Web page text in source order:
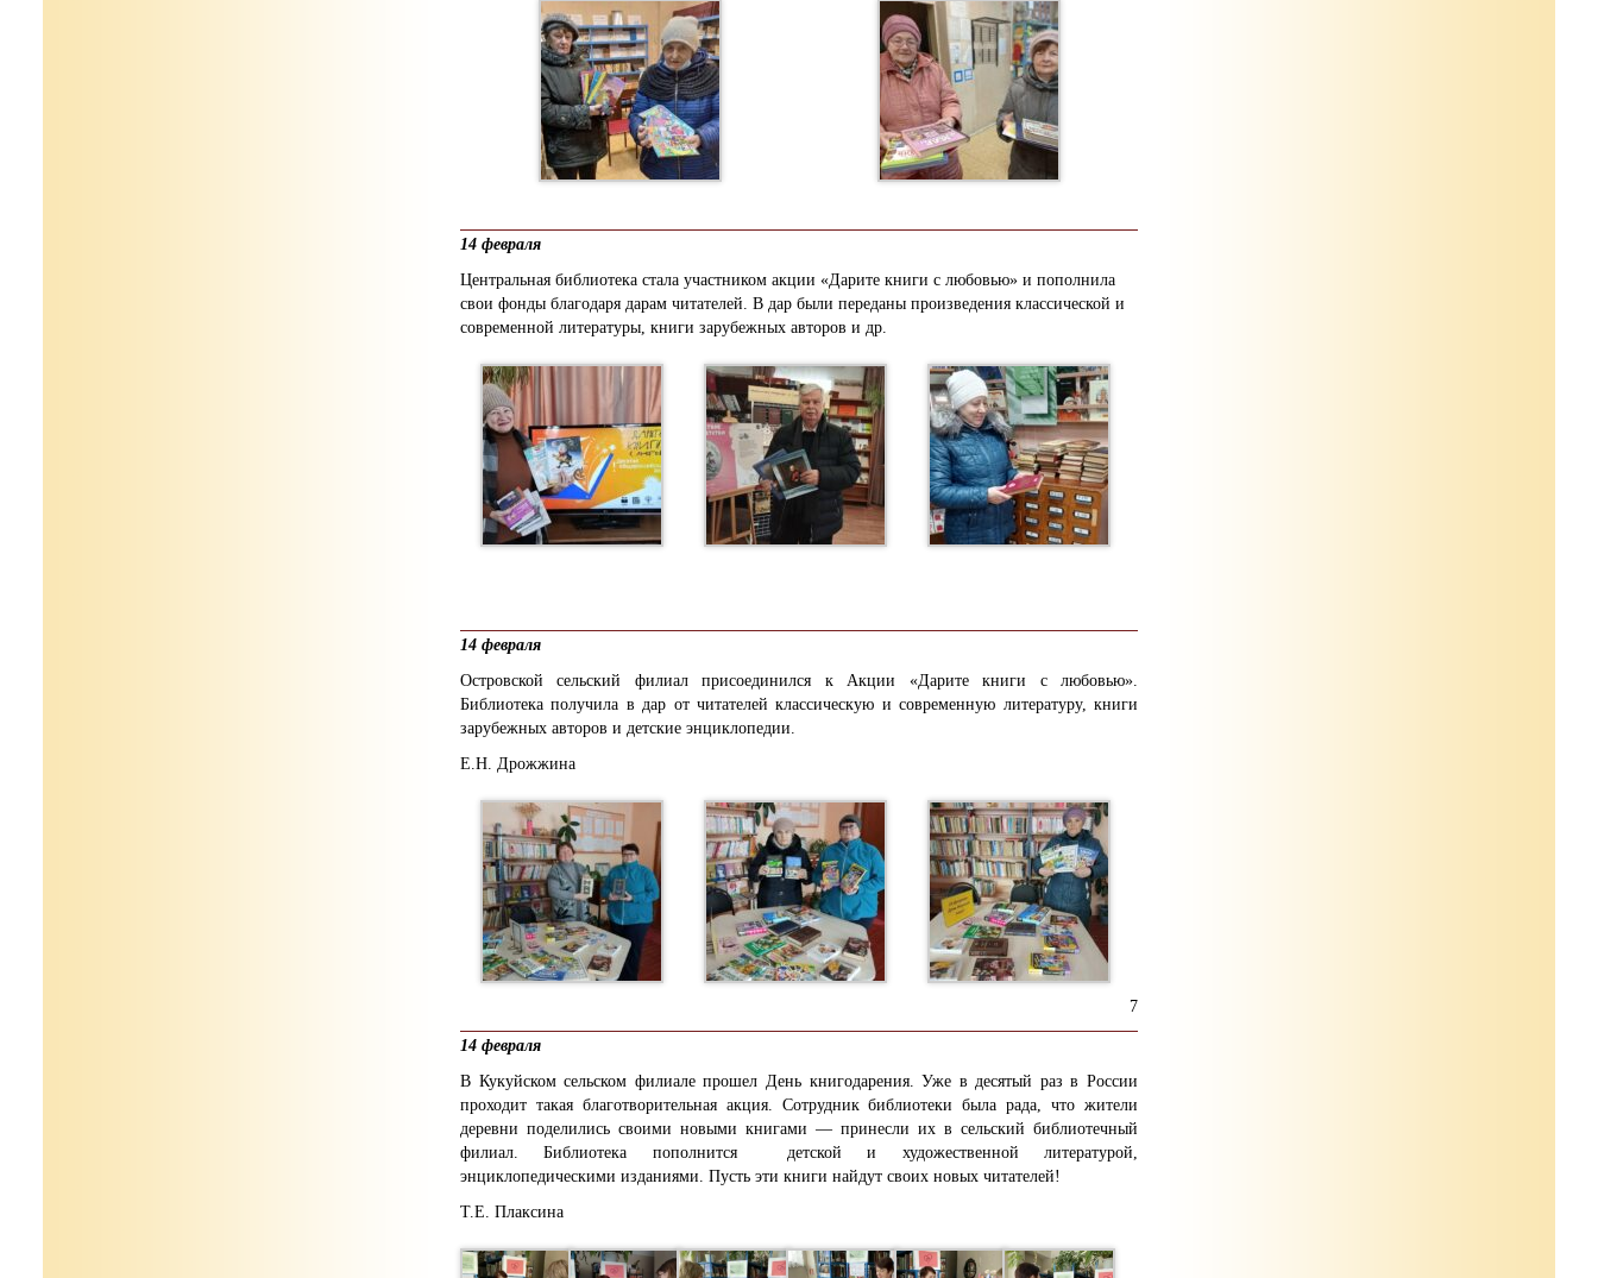
14 февраля
Центральная библиотека стала участником акции «Дарите книги с любовью» и пополнила
свои фонды благодаря дарам читателей. В дар были переданы произведения классической и
современной литературы, книги зарубежных авторов и др.
14 февраля
Островской сельский филиал присоединился к Акции «Дарите книги с любовью».
Библиотека получила в дар от читателей классическую и современную литературу, книги
зарубежных авторов и детские энциклопедии.
Е.Н. Дрожжина
7
14 февраля
В Кукуйском сельском филиале прошел День книгодарения. Уже в десятый раз в России
проходит такая благотворительная акция. Сотрудник библиотеки была рада, что жители
деревни поделились своими новыми книгами — принесли их в сельский библиотечный
филиал. Библиотека пополнится детской и художественной литературой,
энциклопедическими изданиями. Пусть эти книги найдут своих новых читателей!
Т.Е. Плаксина